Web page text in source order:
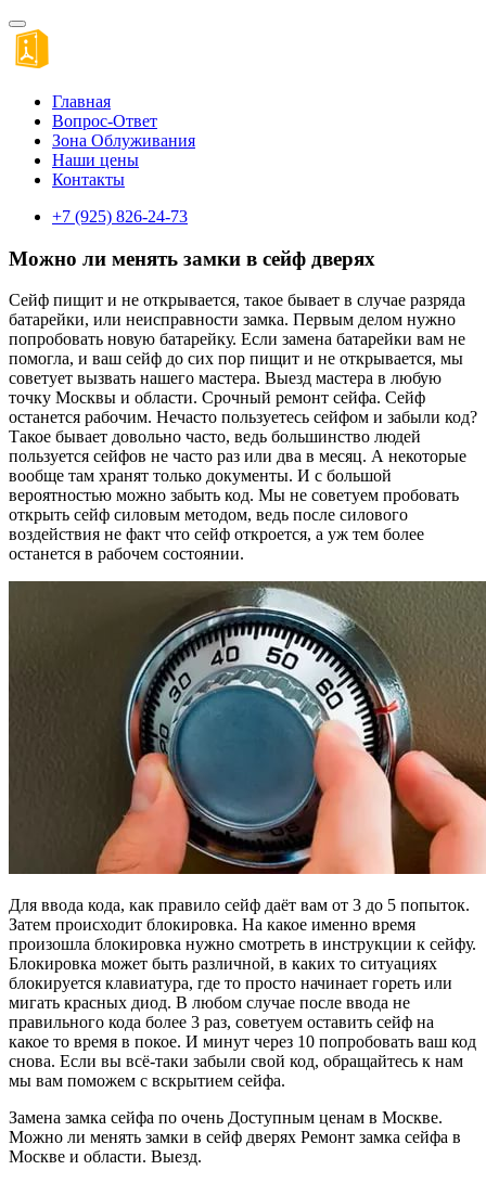
Главная
Вопрос-Ответ
Зона Облуживания
Наши цены
Контакты
+7 (925) 826-24-73
Можно ли менять замки в сейф дверях
Сейф пищит и не открывается, такое бывает в случае разряда
батарейки, или неисправности замка. Первым делом нужно
попробовать новую батарейку. Если замена батарейки вам не
помогла, и ваш сейф до сих пор пищит и не открывается, мы
советует вызвать нашего мастера. Выезд мастера в любую
точку Москвы и области. Срочный ремонт сейфа. Сейф
останется рабочим. Нечасто пользуетесь сейфом и забыли код?
Такое бывает довольно часто, ведь большинство людей
пользуется сейфов не часто раз или два в месяц. А некоторые
вообще там хранят только документы. И с большой
вероятностью можно забыть код. Мы не советуем пробовать
открыть сейф силовым методом, ведь после силового
воздействия не факт что сейф откроется, а уж тем более
останется в рабочем состоянии.
Для ввода кода, как правило сейф даёт вам от 3 до 5 попыток.
Затем происходит блокировка. На какое именно время
произошла блокировка нужно смотреть в инструкции к сейфу.
Блокировка может быть различной, в каких то ситуациях
блокируется клавиатура, где то просто начинает гореть или
мигать красных диод. В любом случае после ввода не
правильного кода более 3 раз, советуем оставить сейф на
какое то время в покое. И минут через 10 попробовать ваш код
снова. Если вы всё-таки забыли свой код, обращайтесь к нам
мы вам поможем с вскрытием сейфа.
Замена замка сейфа по очень Доступным ценам в Москве.
Можно ли менять замки в сейф дверях Ремонт замка сейфа в
Москве и области. Выезд.